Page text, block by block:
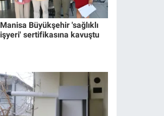
Manisa Büyükşehir 'sağlıklı
işyeri' sertifikasına kavuştu